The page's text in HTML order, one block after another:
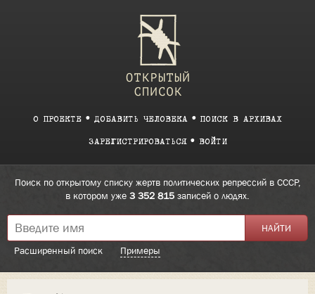
О ПРОЕКТЕ ДОБАВИТЬ ЧЕЛОВЕКА ПОИСК В АРХИВАХ
ЗАРЕГИСТРИРОВАТЬСЯ ВОЙТИ
Поиск по открытому списку жертв политических репрессий в СССР,
в котором уже 3 352 815 записей о людях.
Расширенный поиск Примеры